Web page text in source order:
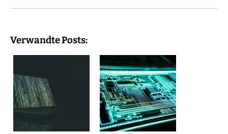
Verwandte Posts: